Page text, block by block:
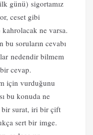
günü) sigortamız
ceset gibi
ne varsa.
soruların cevabı
nedendir bilmem
cevap.
için vurduğunu
bu konuda ne
surat, iri bir çift
sert bir imge.